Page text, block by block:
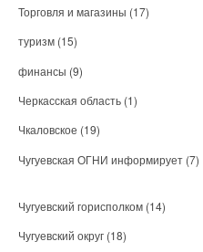
Торговля и магазины (17)
туризм (15)
финансы (9)
Черкасская область (1)
Чкаловское (19)
Чугуевская ОГНИ информирует (7)
Чугуевский горисполком (14)
Чугуевский округ (18)